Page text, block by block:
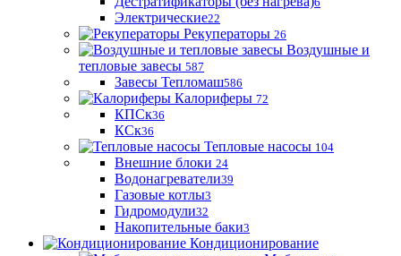
Электрические22
Рекуператоры 26
Воздушные и
тепловые завесы 587
Завесы Тепломаш586
Калориферы 72
КПСк36
КСк36
Тепловые насосы 104
Внешние блоки 24
Водонагреватели39
Газовые котлы3
Гидромодули32
Накопительные баки3
Кондиционирование